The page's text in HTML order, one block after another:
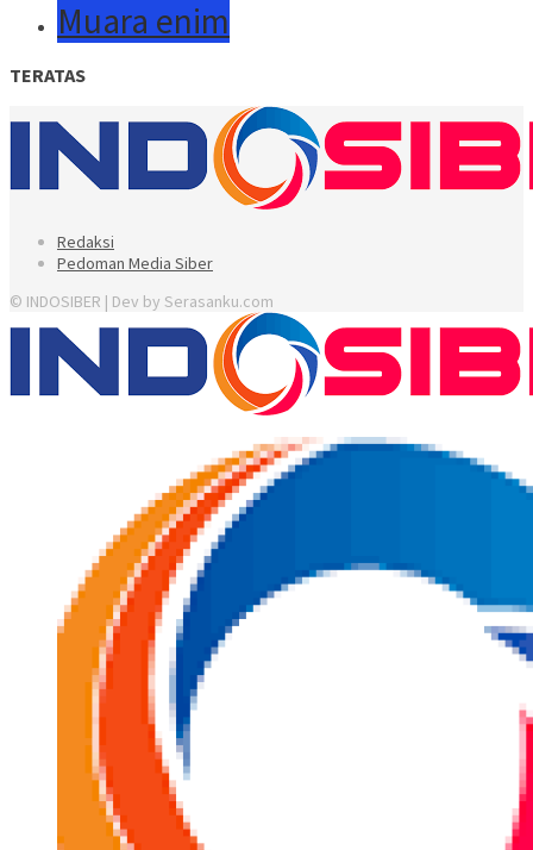
Muara enim
TERATAS
Redaksi
Pedoman Media Siber
© INDOSIBER | Dev by Serasanku.com